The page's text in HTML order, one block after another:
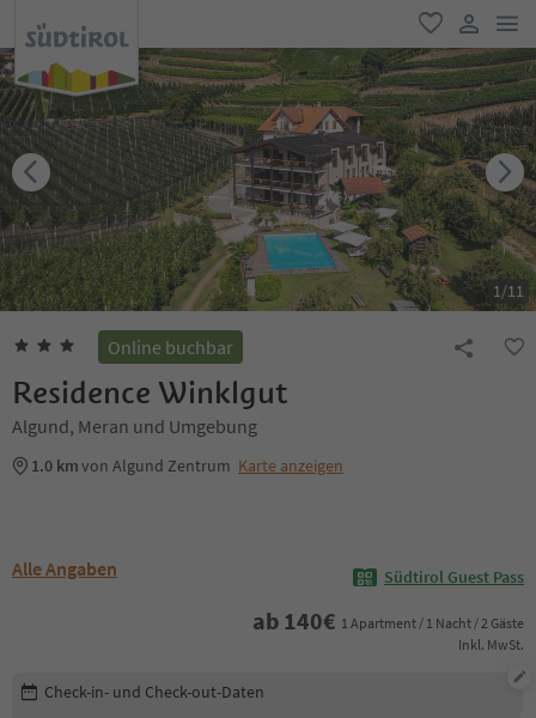
favorit
user link
1/11
Online buchbar
Residence Winklgut
Algund, Meran und Umgebung
1.0 kmvon Algund Zentrum Karte anzeigen
Alle Angaben Südtirol Guest Pass
ab 140€ 1 Apartment / 1 Nacht / 2 Gäste
Inkl. MwSt.
Buchungsdetails bearbeiten
Check-in- und Check-out-Daten